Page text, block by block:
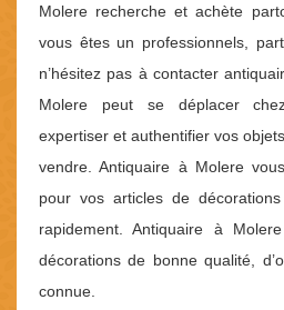
Molere recherche et achète
vous êtes un professionnels,
n’hésitez pas à contacter
Molere peut se déplacer
expertiser et authentifier vos
vendre. Antiquaire à Molere
pour vos articles de
rapidement. Antiquaire à
décorations de bonne qualité,
connue.